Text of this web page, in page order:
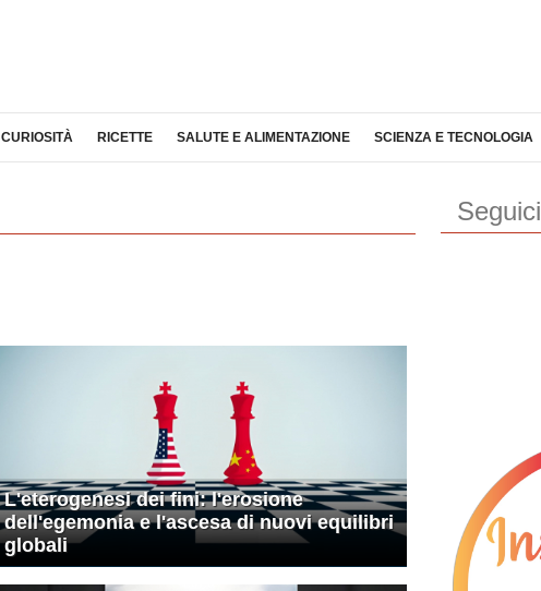
CURIOSITÀ RICETTE SALUTE E ALIMENTAZIONE SCIENZA E TECNOLOGIA
L'eterogenesi dei fini: l'erosione
dell'egemonia e l'ascesa di nuovi equilibri
globali
Seguici